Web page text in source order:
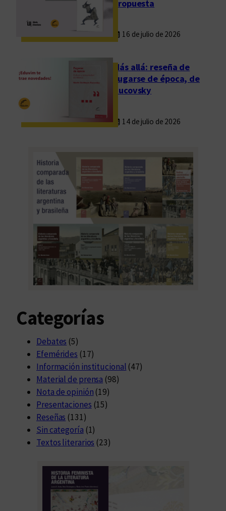
propuesta
16 de julio de 2026
Más allá: reseña de
Fugarse de época, de
Rucovsky
14 de julio de 2026
Categorías
Debates (5)
Efemérides (17)
Información institucional (47)
Material de prensa (98)
Nota de opinión (19)
Presentaciones (15)
Reseñas (131)
Sin categoría (1)
Textos literarios (23)